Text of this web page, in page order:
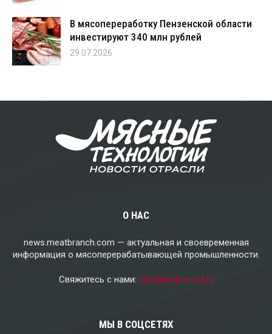
В мясопереработку Пензенской области
инвестируют 340 млн рублей
29.07.2026
О НАС
news.meatbranch.com — актуальная и своевременная
информация о мясоперерабатывающей промышленности.
Свяжитесь с нами: info@vedomost.ru
МЫ В СОЦСЕТЯХ